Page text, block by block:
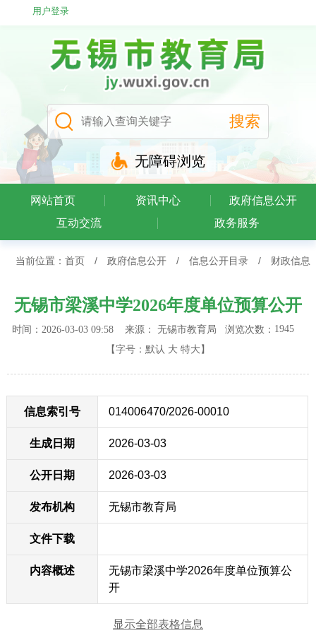
用户登录
无障碍浏览
网站首页 资讯中心
政府信息公开
互动交流
政务服务
当前位置： 首页 / 政府信息公开 / 信息公开目录 / 财政信息
无锡市梁溪中学2026年度单位预算公开
时间：2026-03-03 09:58 来源： 无锡市教育局浏览次数： 1945
【字号： 默认 大 特大 】
信息索引号 014006470/2026-00010
生成日期 2026-03-03
公开日期 2026-03-03
发布机构 无锡市教育局
文件下载
内容概述
无锡市梁溪中学2026年度单位预算公
开
显示全部表格信息